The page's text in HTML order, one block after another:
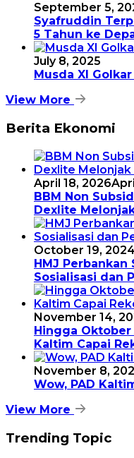
September 5,
Syafruddin
5 Tahun ke
July 8, 2025
Musda XI
View More
Berita Ekonomi
April 18, 2026
BBM Non
Dexlite
October 19, 2024
HMJ Perbankan
Sosialisasi dan
November 14,
Hingga Oktober
Kaltim Capai
November 8,
Wow, PAD
View More
Trending Topic